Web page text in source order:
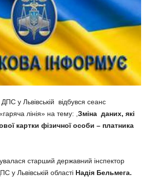
у Львівській відбувся сеанс
лінія» на тему: , Зміна даних, які
картки фізичної особи – платника
старший державний інспектор
у Львівській області Надія Бельмега.